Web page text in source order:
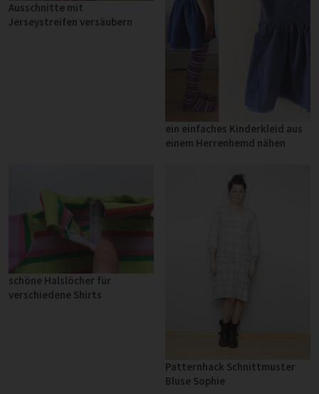
Ausschnitte mit
Jerseystreifen versäubern
ein einfaches Kinderkleid aus
einem Herrenhemd nähen
schöne Halslöcher für
verschiedene Shirts
Patternhack Schnittmuster
Bluse Sophie